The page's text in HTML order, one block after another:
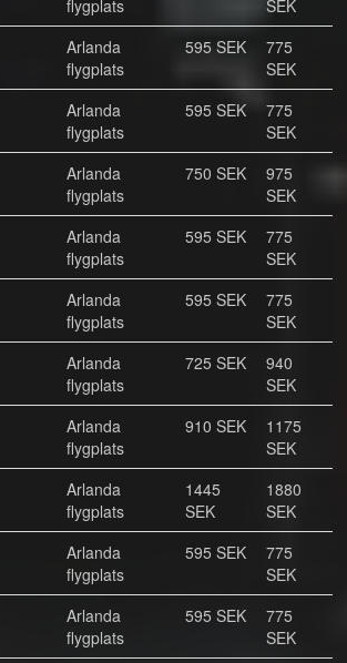
flygplats
SEK
Arlanda
flygplats
595 SEK
775
SEK
Arlanda
flygplats
595 SEK
775
SEK
Arlanda
flygplats
750 SEK
975
SEK
Arlanda
flygplats
595 SEK
775
SEK
Arlanda
flygplats
595 SEK
775
SEK
Arlanda
flygplats
725 SEK
940
SEK
Arlanda
flygplats
910 SEK
1175
SEK
Arlanda
flygplats
1445
SEK
1880
SEK
Arlanda
flygplats
595 SEK
775
SEK
Arlanda
flygplats
595 SEK
775
SEK